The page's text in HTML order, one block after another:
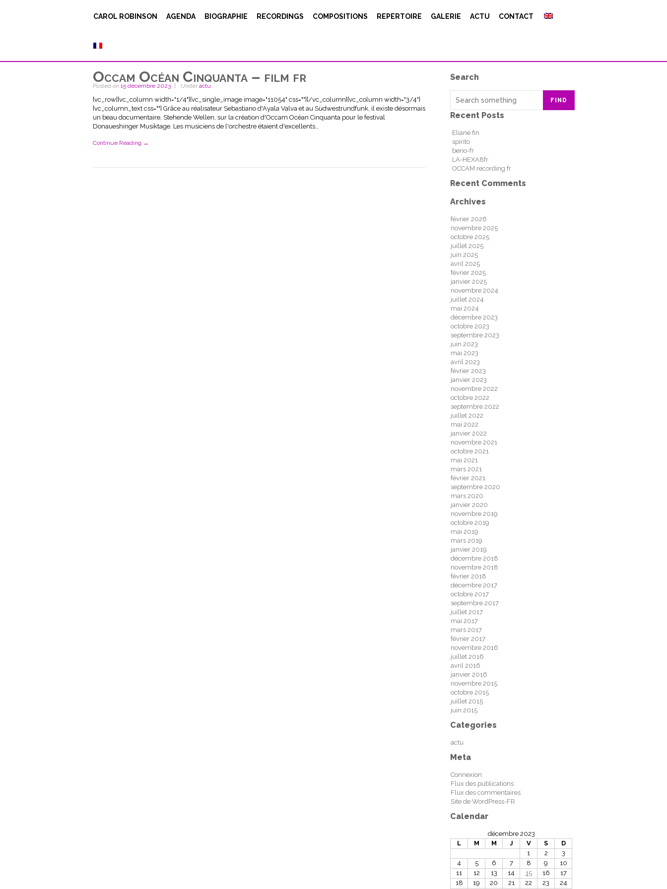
CAROL ROBINSON AGENDA BIOGRAPHIE RECORDINGS COMPOSITIONS REPERTOIRE GALERIE ACTU CONTACT
Occam Océan Cinquanta – film fr
Posted on 15 décembre 2023 Under actu
[vc_row][vc_column width="1/4"][vc_single_image image="11054" css=""][/vc_column][vc_column width="3/4"]
[vc_column_text css=""] Grâce au réalisateur Sebastiano d'Ayala Valva et au Südwestrundfunk, il existe désormais
un beau documentaire, Stehende Wellen, sur la création d'Occam Océan Cinquanta pour le festival
Donaueshinger Musiktage. Les musiciens de l'orchestre étaient d'excellents…
Continue Reading →
Search
FIND
Recent Posts
Eliane fin
spirito
berio-fr
LA-HEXA8fr
OCCAM recording fr
Recent Comments
Archives
février 2026
novembre 2025
octobre 2025
juillet 2025
juin 2025
avril 2025
février 2025
janvier 2025
novembre 2024
juillet 2024
mai 2024
décembre 2023
octobre 2023
septembre 2023
juin 2023
mai 2023
avril 2023
février 2023
janvier 2023
novembre 2022
octobre 2022
septembre 2022
juillet 2022
mai 2022
janvier 2022
novembre 2021
octobre 2021
mai 2021
mars 2021
février 2021
septembre 2020
mars 2020
janvier 2020
novembre 2019
octobre 2019
mai 2019
mars 2019
janvier 2019
décembre 2018
novembre 2018
février 2018
décembre 2017
octobre 2017
septembre 2017
juillet 2017
mai 2017
mars 2017
février 2017
novembre 2016
juillet 2016
avril 2016
janvier 2016
novembre 2015
octobre 2015
juillet 2015
juin 2015
Categories
actu
Meta
Connexion
Flux des publications
Flux des commentaires
Site de WordPress-FR
Calendar
décembre 2023
L
M M J V S
D
1
2
3
4
5 6 7 8 9
10
11
12 13 14 15 16
17
18
19 20 21 22 23 24